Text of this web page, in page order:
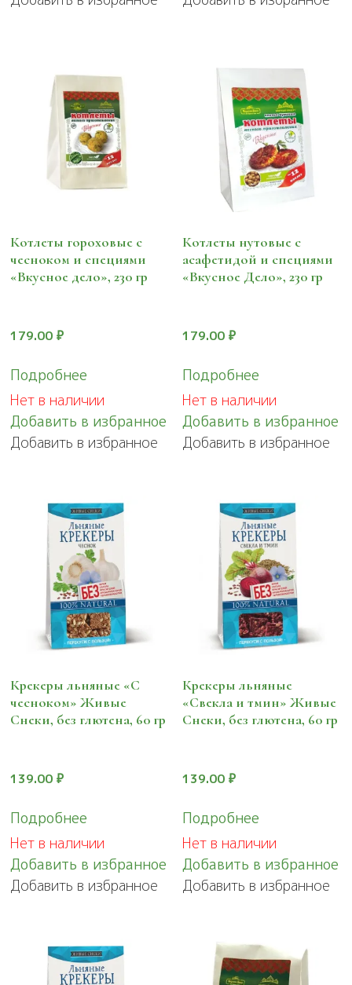
Котлеты гороховые с
чесноком и специями
«Вкусное дело», 230 гр
179.00 ₽
Подробнее
Нет в наличии
Добавить в избранное
Добавить в избранное
Котлеты нутовые с
асафетидой и специями
«Вкусное Дело», 230 гр
179.00₽
Подробнее
Нет в наличии
Добавить в избранное
Добавить в избранное
Крекеры льняные «С
чесноком» Живые
Снеки, без глютена, 60 гр
139.00 ₽
Подробнее
Нет в наличии
Добавить в избранное
Добавить в избранное
Крекеры льняные
«Свекла и тмин» Живые
Снеки, без глютена, 60 гр
139.00₽
Подробнее
Нет в наличии
Добавить в избранное
Добавить в избранное